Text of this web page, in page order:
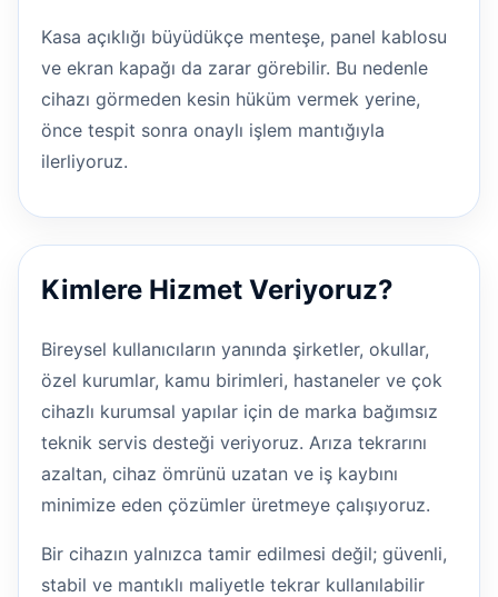
Kasa açıklığı büyüdükçe menteşe, panel kablosu
ve ekran kapağı da zarar görebilir. Bu nedenle
cihazı görmeden kesin hüküm vermek yerine,
önce tespit sonra onaylı işlem mantığıyla
ilerliyoruz.
Kimlere Hizmet Veriyoruz?
Bireysel kullanıcıların yanında şirketler, okullar,
özel kurumlar, kamu birimleri, hastaneler ve çok
cihazlı kurumsal yapılar için de marka bağımsız
teknik servis desteği veriyoruz. Arıza tekrarını
azaltan, cihaz ömrünü uzatan ve iş kaybını
minimize eden çözümler üretmeye çalışıyoruz.
Bir cihazın yalnızca tamir edilmesi değil; güvenli,
stabil ve mantıklı maliyetle tekrar kullanılabilir